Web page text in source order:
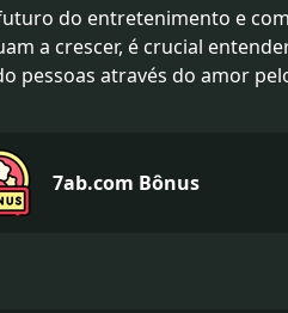
do entretenimento e
a crescer, é crucial
pessoas através do amor
7ab.com Bônus